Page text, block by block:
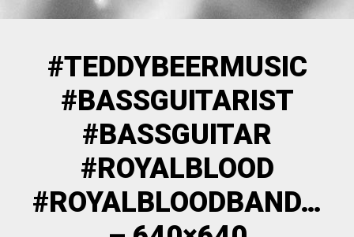
#TEDDYBEERMUSIC
#BASSGUITARIST
#BASSGUITAR
#ROYALBLOOD
#ROYALBLOODBAND…